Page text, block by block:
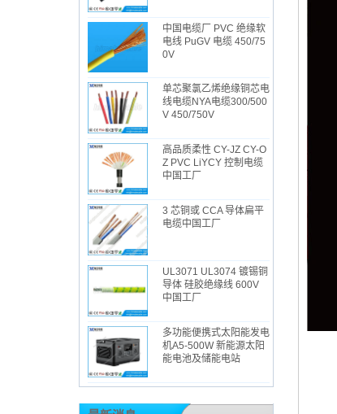
中国电缆厂 PVC 绝缘软
电线 PuGV 电缆 450/75
0V
单芯聚氯乙烯绝缘铜芯电
线电缆NYA电缆300/500
V 450/750V
高品质柔性 CY-JZ CY-O
Z PVC LiYCY 控制电缆
中国工厂
3 芯铜或 CCA 导体扁平
电缆中国工厂
UL3071 UL3074 镀锡铜
导体 硅胶绝缘线 600V
中国工厂
多功能便携式太阳能发电
机A5-500W 新能源太阳
能电池及储能电站